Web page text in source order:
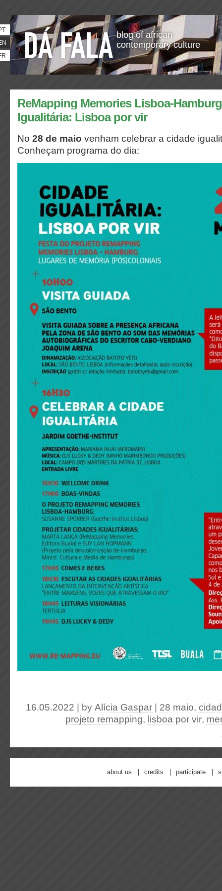
blog of african
contemporary culture
ReMapping Memories Lisboa-
Igualitária: Lisboa por vir
No 28 de maio venham celebrar a cidade
Conheçam programa do dia:
16.05.2022 | by Alícia Gaspar 28 maio,
projeto remapping, lisboa por vir,
about us credits participate